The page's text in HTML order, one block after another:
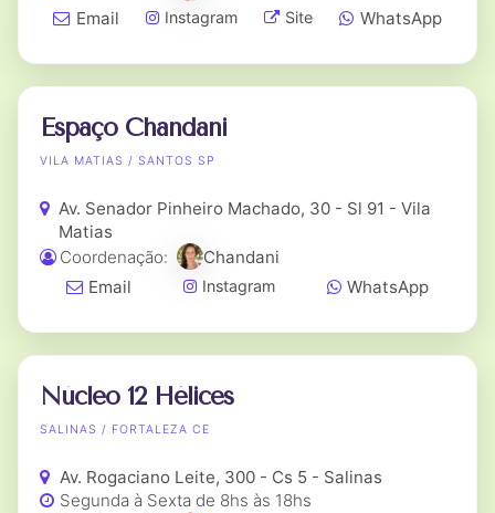
Email
Instagram Site WhatsApp
Espaço Chandani
VILA MATIAS / SANTOS SP
Av. Senador Pinheiro Machado, 30 - Sl 91 - Vila
Matias
Coordenação:
Chandani
Email
Instagram WhatsApp
Núcleo 12 Hélices
SALINAS / FORTALEZA CE
Av. Rogaciano Leite, 300 - Cs 5 - Salinas
Segunda à Sexta de 8hs às 18hs